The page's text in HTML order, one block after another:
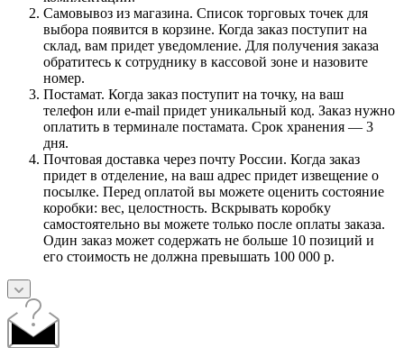
Самовывоз из магазина. Список торговых точек для
выбора появится в корзине. Когда заказ поступит на
склад, вам придет уведомление. Для получения заказа
обратитесь к сотруднику в кассовой зоне и назовите
номер.
Постамат. Когда заказ поступит на точку, на ваш
телефон или e-mail придет уникальный код. Заказ нужно
оплатить в терминале постамата. Срок хранения — 3
дня.
Почтовая доставка через почту России. Когда заказ
придет в отделение, на ваш адрес придет извещение о
посылке. Перед оплатой вы можете оценить состояние
коробки: вес, целостность. Вскрывать коробку
самостоятельно вы можете только после оплаты заказа.
Один заказ может содержать не больше 10 позиций и
его стоимость не должна превышать 100 000 р.